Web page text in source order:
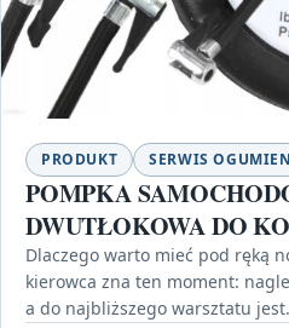
PRODUKT SERWIS
POMPKA
DWUTŁOKOWA DO
Dlaczego warto mieć pod ręką
kierowca zna ten moment:
a do najbliższego warsztatu